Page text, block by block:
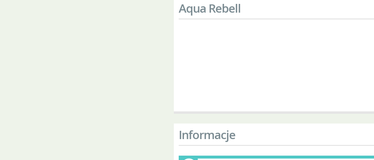
Aqua Rebell
Informacje